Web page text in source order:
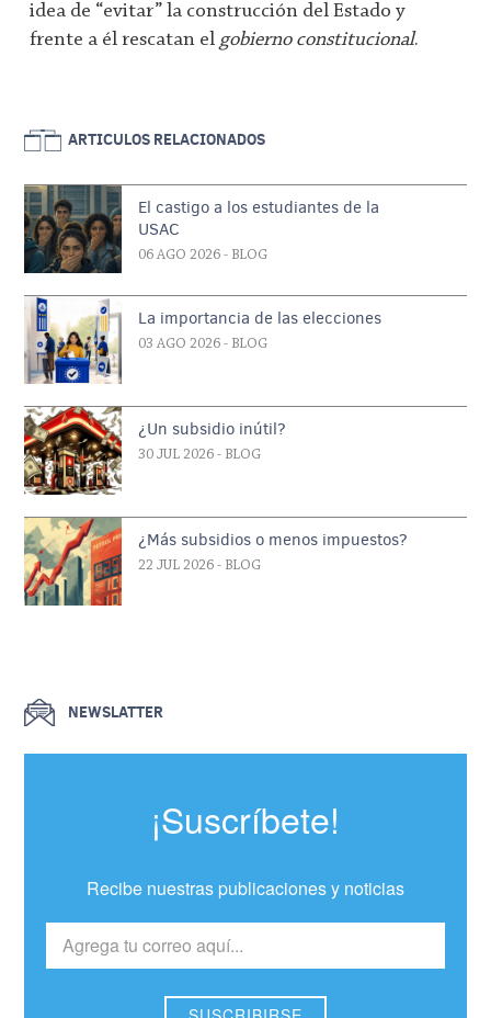
idea de “evitar” la construcción del Estado y
frente a él rescatan el gobierno constitucional.
ARTICULOS RELACIONADOS
El castigo a los estudiantes de la
USAC
06 AGO 2026 - BLOG
La importancia de las elecciones
03 AGO 2026 - BLOG
¿Un subsidio inútil?
30 JUL 2026 - BLOG
¿Más subsidios o menos impuestos?
22 JUL 2026 - BLOG
NEWSLATTER
¡Suscríbete!
Recibe nuestras publicaciones y noticias